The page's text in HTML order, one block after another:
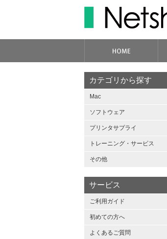
カテゴリから探す
Mac
ソフトウェア
プリンタサプライ
トレーニング・サービス
その他
サービス
ご利用ガイド
初めての方へ
よくあるご質問